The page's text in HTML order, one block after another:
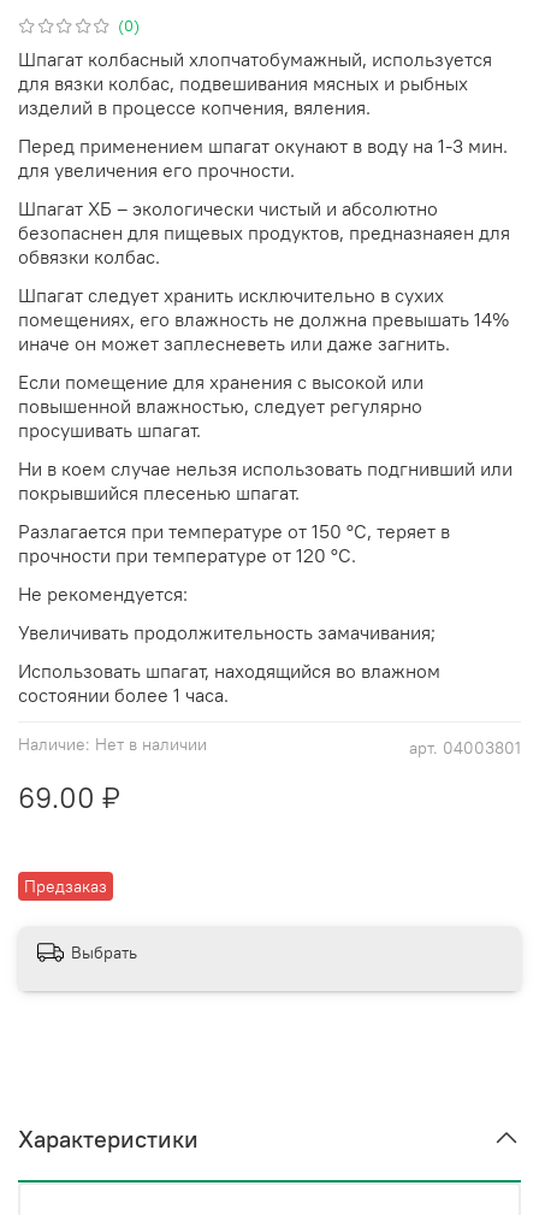
(0)
арт. 04003801
Наличие: Нет в наличии
Предзаказ
69.00 ₽
Шпагат колбасный хлопчатобумажный, используется
для вязки колбас, подвешивания мясных и рыбных
изделий в процессе копчения, вяления.
Перед применением шпагат окунают в воду на 1-3 мин.
для увеличения его прочности.
Шпагат ХБ – экологически чистый и абсолютно
безопаснен для пищевых продуктов, предназнаяен для
обвязки колбас.
Шпагат следует хранить исключительно в сухих
помещениях, его влажность не должна превышать 14%
иначе он может заплесневеть или даже загнить.
Если помещение для хранения с высокой или
повышенной влажностью, следует регулярно
просушивать шпагат.
Ни в коем случае нельзя использовать подгнивший или
покрывшийся плесенью шпагат.
Разлагается при температуре от 150 °С, теряет в
прочности при температуре от 120 °С.
Не рекомендуется:
Увеличивать продолжительность замачивания;
Использовать шпагат, находящийся во влажном
состоянии более 1 часа.
Выбрать
Характеристики